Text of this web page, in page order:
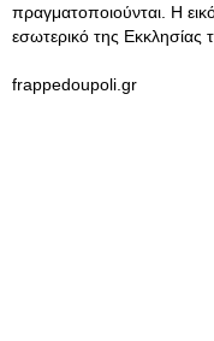
πραγματοποιούνται. Η
εσωτερικό της Εκκλησίας
frappedoupoli.gr